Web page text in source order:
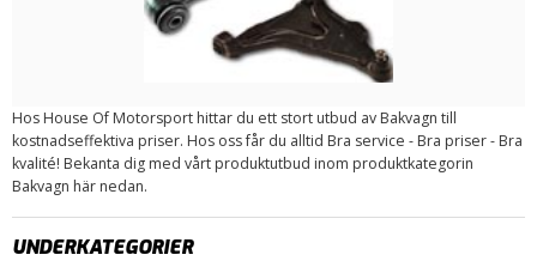
Hos House Of Motorsport hittar du ett stort utbud av Bakvagn till
kostnadseffektiva priser. Hos oss får du alltid Bra service - Bra priser - Bra
kvalité! Bekanta dig med vårt produktutbud inom produktkategorin
Bakvagn här nedan.
UNDERKATEGORIER